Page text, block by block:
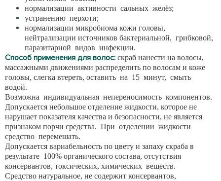
нормализации активности сальных желёз;
устранению перхоти;
нормализации микробиома кожи головы,
нейтрализации источников бактериальной, грибковой,
паразитарной видов инфекции.
Способ применения для волос: скраб нанести на волосы,
массажными движениями распределить по волосам и коже
головы, слегка втереть, оставить на 15 минут, смыть
водой.
Возможна индивидуальная непереносимость компонентов.
Допускается небольшое отделение жидкости, которое не
нарушает показателя качества и безопасности, не является
признаком порчи средства. При отделении жидкости
средство перемешать.
Допускается вариабельность по цвету и запаху скраба в
результате 100% органического состава, отсутствия
консервантов, токсических, химических веществ.
Средство натуральное, не содержит консервантов,